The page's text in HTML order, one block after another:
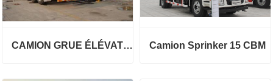
CAMION GRUE ÉLÉVATEUR LATÉRAL XCMG MQH37A Camion Sprinker 15 CBM